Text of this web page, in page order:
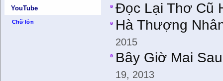
YouTube
Chữ lớn
Đọc Lại Thơ Cũ
Hà Thượng
2015
Bây Giờ Mai
19, 2013